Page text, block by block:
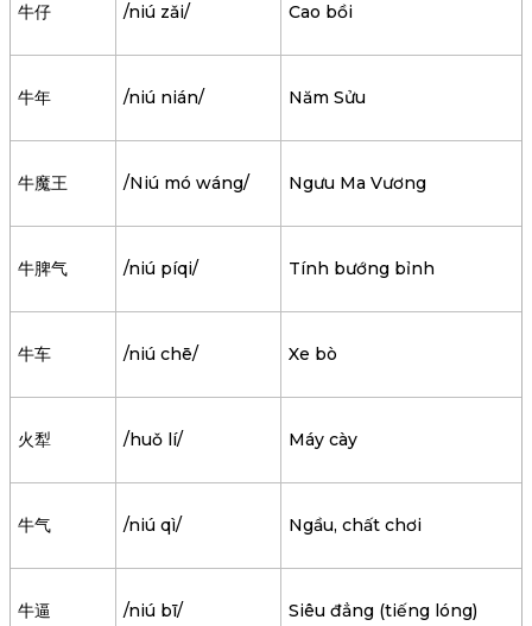
牛仔 /niú zǎi/ Cao bồi
牛年 /niú nián/ Năm Sửu
牛魔王 /Niú mó wáng/ Ngưu Ma Vương
牛脾气 /niú píqi/ Tính bướng bỉnh
牛车 /niú chē/ Xe bò
火犁 /huǒ lí/ Máy cày
牛气 /niú qì/ Ngầu, chất chơi
牛逼 /niú bī/ Siêu đẳng (tiếng lóng)